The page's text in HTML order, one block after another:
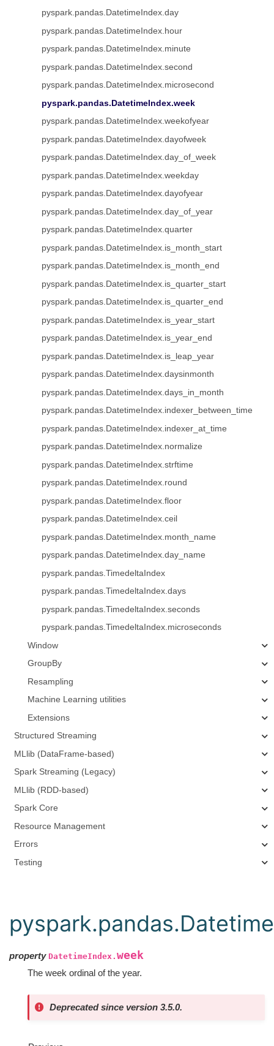
pyspark.pandas.DatetimeIndex.day
pyspark.pandas.DatetimeIndex.hour
pyspark.pandas.DatetimeIndex.minute
pyspark.pandas.DatetimeIndex.second
pyspark.pandas.DatetimeIndex.microsecond
pyspark.pandas.DatetimeIndex.week
pyspark.pandas.DatetimeIndex.weekofyear
pyspark.pandas.DatetimeIndex.dayofweek
pyspark.pandas.DatetimeIndex.day_of_week
pyspark.pandas.DatetimeIndex.weekday
pyspark.pandas.DatetimeIndex.dayofyear
pyspark.pandas.DatetimeIndex.day_of_year
pyspark.pandas.DatetimeIndex.quarter
pyspark.pandas.DatetimeIndex.is_month_start
pyspark.pandas.DatetimeIndex.is_month_end
pyspark.pandas.DatetimeIndex.is_quarter_start
pyspark.pandas.DatetimeIndex.is_quarter_end
pyspark.pandas.DatetimeIndex.is_year_start
pyspark.pandas.DatetimeIndex.is_year_end
pyspark.pandas.DatetimeIndex.is_leap_year
pyspark.pandas.DatetimeIndex.daysinmonth
pyspark.pandas.DatetimeIndex.days_in_month
pyspark.pandas.DatetimeIndex.indexer_between_time
pyspark.pandas.DatetimeIndex.indexer_at_time
pyspark.pandas.DatetimeIndex.normalize
pyspark.pandas.DatetimeIndex.strftime
pyspark.pandas.DatetimeIndex.round
pyspark.pandas.DatetimeIndex.floor
pyspark.pandas.DatetimeIndex.ceil
pyspark.pandas.DatetimeIndex.month_name
pyspark.pandas.DatetimeIndex.day_name
pyspark.pandas.TimedeltaIndex
pyspark.pandas.TimedeltaIndex.days
pyspark.pandas.TimedeltaIndex.seconds
pyspark.pandas.TimedeltaIndex.microseconds
Window
GroupBy
Resampling
Machine Learning utilities
Extensions
Structured Streaming
MLlib (DataFrame-based)
Spark Streaming (Legacy)
MLlib (RDD-based)
Spark Core
Resource Management
Errors
Testing
property DatetimeIndex. week
The week ordinal of the year.
Deprecated since version 3.5.0.